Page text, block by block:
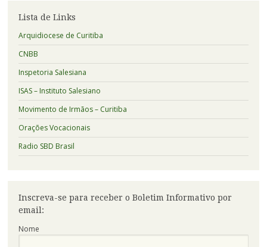
Lista de Links
Arquidiocese de Curitiba
CNBB
Inspetoria Salesiana
ISAS – Instituto Salesiano
Movimento de Irmãos – Curitiba
Orações Vocacionais
Radio SBD Brasil
Inscreva-se para receber o Boletim Informativo por
email:
Nome